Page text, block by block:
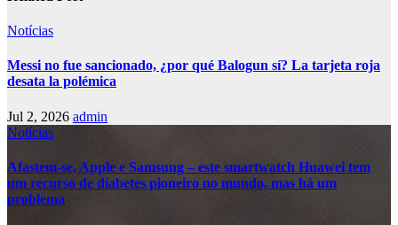
Notícias
Messi no fue sancionado, ¿por qué Balogun sí? La tarjeta roja
desata la polémica
Jul 2, 2026 admin
Notícias
Afastem-se, Apple e Samsung – este smartwatch Huawei tem
um recurso de diabetes pioneiro no mundo, mas há um
problema